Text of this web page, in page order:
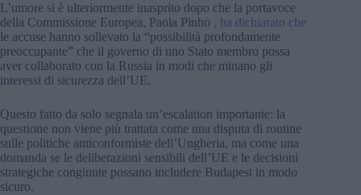
L’umore si è ulteriormente inasprito dopo che la portavoce
della Commissione Europea, Paola Pinho , ha dichiarato che
le accuse hanno sollevato la “possibilità profondamente
preoccupante” che il governo di uno Stato membro possa
aver collaborato con la Russia in modi che minano gli
interessi di sicurezza dell’UE.
Questo fatto da solo segnala un’escalation importante: la
questione non viene più trattata come una disputa di routine
sulle politiche anticonformiste dell’Ungheria, ma come una
domanda se le deliberazioni sensibili dell’UE e le decisioni
strategiche congiunte possano includere Budapest in modo
sicuro.